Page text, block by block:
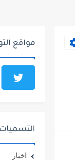
مواقع
التسميات
اخبار